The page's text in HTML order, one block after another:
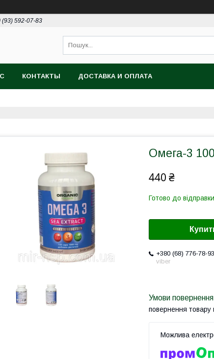
(93) 592-07-83
КОНТАКТЫ ДОСТАВКА И ОПЛАТА
Омега-3
440 ₴
Готово до відправки
+380 (68) 776-78-93
viber
повернення товару